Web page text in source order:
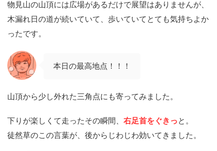
物見山の山頂には広場があるだけで展望はありませんが、
木漏れ日の道が続いていて、歩いていてとても気持ちよか
ったです。
本日の最高地点！！！
山頂から少し外れた三角点にも寄ってみました。
下りが楽しくて走ったその瞬間、 右足首をぐきっと。
徒然草のこの言葉が、後からじわじわ効いてきました。